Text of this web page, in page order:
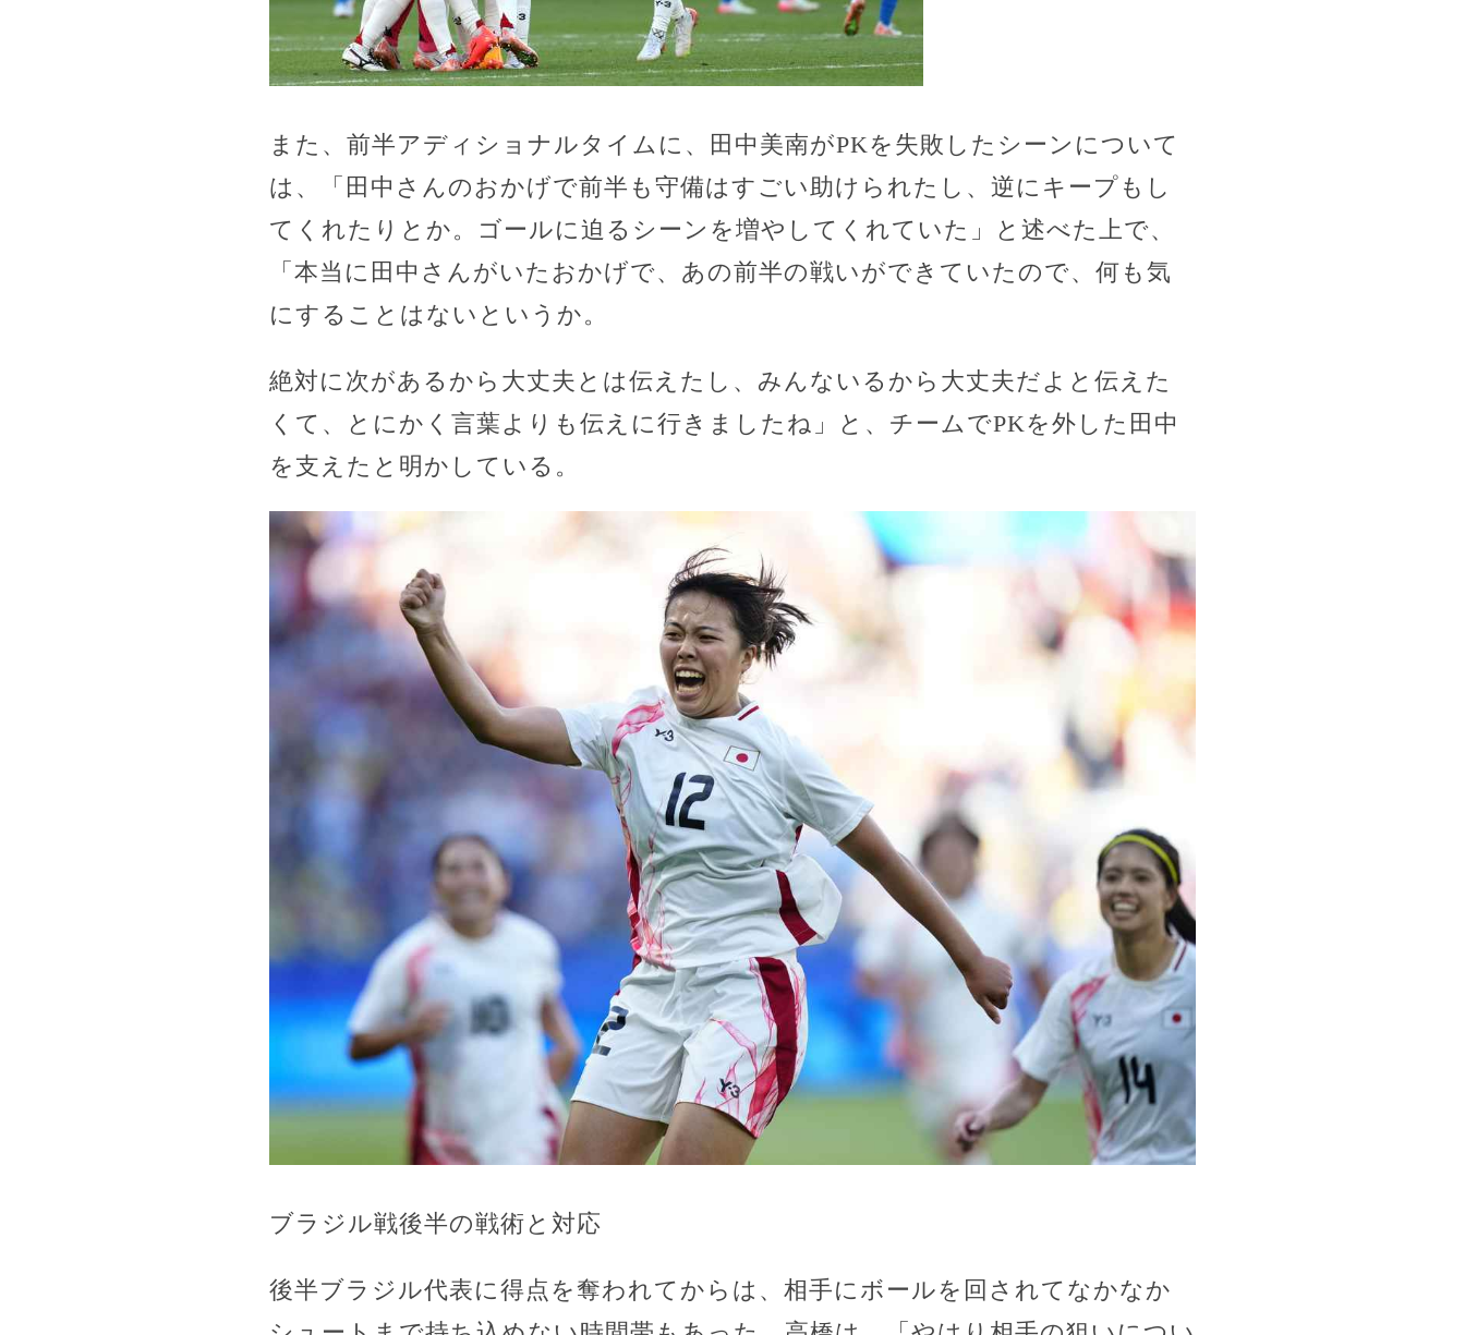
また、前半アディショナルタイムに、田中美南がPKを失敗したシーンについて
は、「田中さんのおかげで前半も守備はすごい助けられたし、逆にキープもし
てくれたりとか。ゴールに迫るシーンを増やしてくれていた」と述べた上で、
「本当に田中さんがいたおかげで、あの前半の戦いができていたので、何も気
にすることはないというか。
絶対に次があるから大丈夫とは伝えたし、みんないるから大丈夫だよと伝えた
くて、とにかく言葉よりも伝えに行きましたね」と、チームでPKを外した田中
を支えたと明かしている。
ブラジル戦後半の戦術と対応
後半ブラジル代表に得点を奪われてからは、相手にボールを回されてなかなか